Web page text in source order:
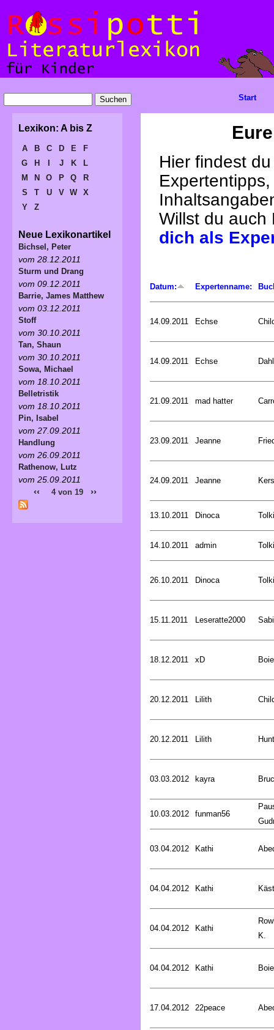
Hier findest
Willst du
dich als
Datum: Expertenname:
14.09.2011 Echse
14.09.2011 Echse
21.09.2011 mad hatter
23.09.2011 Jeanne
24.09.2011 Jeanne
13.10.2011 Dinoca
14.10.2011 admin
26.10.2011 Dinoca
15.11.2011 Leseratte2000
18.12.2011 xD
20.12.2011 Lilith
20.12.2011 Lilith
03.03.2012 kayra
10.03.2012 funman56
03.04.2012 Kathi
04.04.2012 Kathi
04.04.2012 Kathi
K.
04.04.2012 Kathi
17.04.2012 22peace
Start
Lexikon: A bis Z
A B C D E
F
G
H J K
L
M
N O P Q
R
S
T U V W
X
Y
Z
Neue Lexikonartikel
Bichsel, Peter
vom 28.12.2011
Sturm und Drang
vom 09.12.2011
Barrie, James Matthew
vom 03.12.2011
Stoff
vom 30.10.2011
Tan, Shaun
vom 30.10.2011
Sowa, Michael
vom 18.10.2011
Belletristik
vom 18.10.2011
Pin, Isabel
vom 27.09.2011
Handlung
vom 26.09.2011
Rathenow, Lutz
vom 25.09.2011
‹‹ 4 von 19 ››